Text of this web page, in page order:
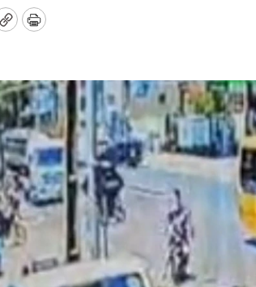
CopyPrint